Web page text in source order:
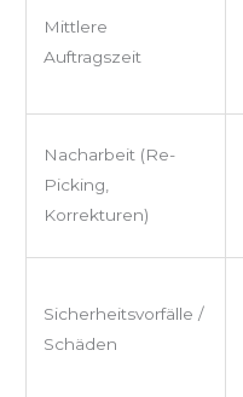
Mittlere
Auftragszeit
Nacharbeit (Re-
Picking,
Korrekturen)
Sicherheitsvorfälle /
Schäden